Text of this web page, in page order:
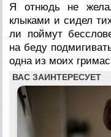
Я отнюдь не
клыками и сидел
ли поймут
на беду
одна из моих